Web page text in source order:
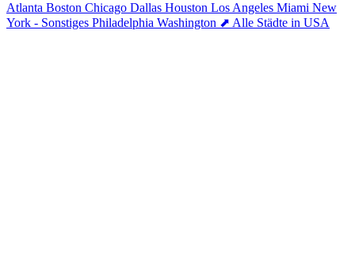
Atlanta Boston Chicago Dallas Houston Los Angeles Miami New
York - Sonstiges Philadelphia Washington ⬈ Alle Städte in USA